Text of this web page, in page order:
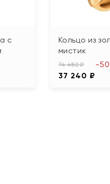
с
Кольцо из
мистик
74 480 ₽
37 240 ₽
-